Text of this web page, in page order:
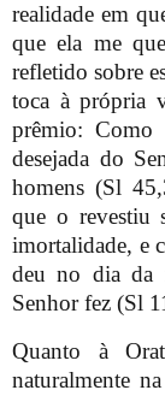
realidade em
que ela me
refletido sobre
toca à própria
prêmio: Como
desejada do
homens (Sl
que o revestiu
imortalidade, e
deu no dia da
Senhor fez (Sl
Quanto à
naturalmente